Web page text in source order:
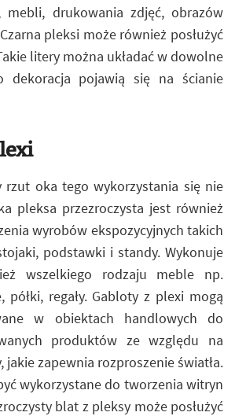
mebli, drukowania zdjęć, obrazów
pleksi może również posłużyć
litery można układać w dowolne
dekoracja pojawią się na ścianie
rzut oka tego wykorzystania się nie
pleksa przezroczysta jest również
wyrobów ekspozycyjnych takich
podstawki i standy. Wykonuje
wszelkiego rodzaju meble np.
półki, regały. Gabloty z plexi mogą
w obiektach handlowych do
produktów ze względu na
zapewnia rozproszenie światła.
wykorzystane do tworzenia witryn
blat z pleksy może posłużyć